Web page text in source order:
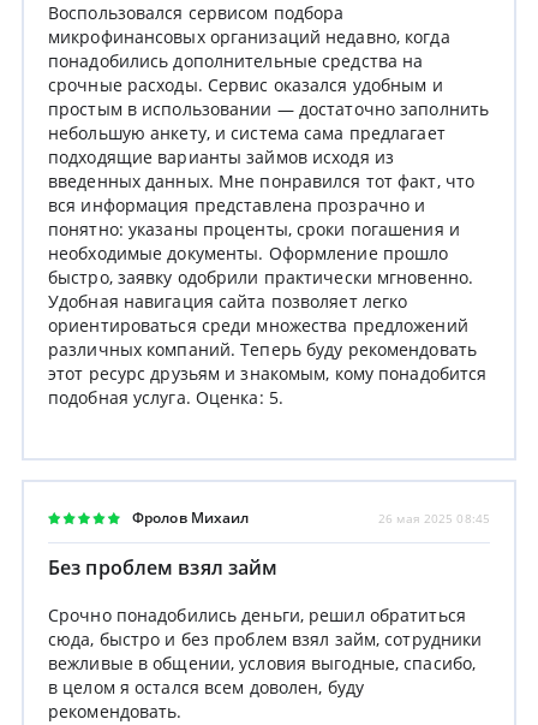
Воспользовался сервисом подбора
микрофинансовых организаций недавно, когда
понадобились дополнительные средства на
срочные расходы. Сервис оказался удобным и
простым в использовании — достаточно заполнить
небольшую анкету, и система сама предлагает
подходящие варианты займов исходя из
введенных данных. Мне понравился тот факт, что
вся информация представлена прозрачно и
понятно: указаны проценты, сроки погашения и
необходимые документы. Оформление прошло
быстро, заявку одобрили практически мгновенно.
Удобная навигация сайта позволяет легко
ориентироваться среди множества предложений
различных компаний. Теперь буду рекомендовать
этот ресурс друзьям и знакомым, кому понадобится
подобная услуга. Оценка: 5.
Фролов Михаил 26 мая 2025 08:45
Без проблем взял займ
Срочно понадобились деньги, решил обратиться
сюда, быстро и без проблем взял займ, сотрудники
вежливые в общении, условия выгодные, спасибо,
в целом я остался всем доволен, буду
рекомендовать.